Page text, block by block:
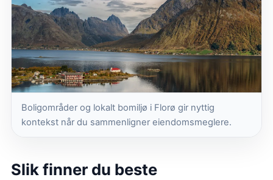
Boligområder og lokalt bomiljø i Florø gir nyttig
kontekst når du sammenligner eiendomsmeglere.
Slik finner du beste